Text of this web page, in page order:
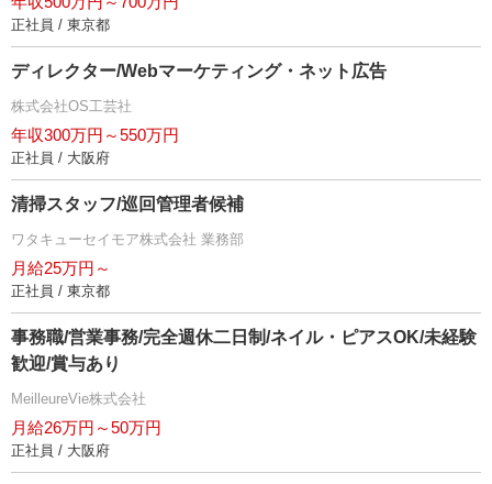
正社員 / 東京都
ディレクター/Webマーケティング・ネット広告
株式会社OS工芸社
年収300万円～550万円
正社員 / 大阪府
清掃スタッフ/巡回管理者候補
ワタキューセイモア株式会社 業務部
月給25万円～
正社員 / 東京都
事務職/営業事務/完全週休二日制/ネイル・ピアスOK/未経験
歓迎/賞与あり
MeilleureVie株式会社
月給26万円～50万円
正社員 / 大阪府